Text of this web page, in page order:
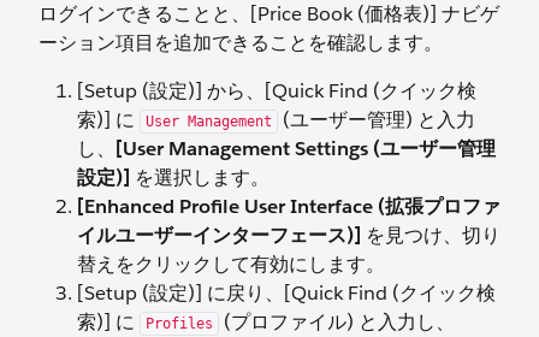
ログインできることと、[Price Book (価格表)] ナビゲ
ーション項目を追加できることを確認します。
[Setup (設定)] から、[Quick Find (クイック検
索)] に
User Management
(ユーザー管理) と入力
し、
[User Management Settings (ユーザー管理
設定)] を選択します。
[Enhanced Profile User Interface (拡張プロファ
イルユーザーインターフェース)] を見つけ、切り
替えをクリックして有効にします。
[Setup (設定)] に戻り、[Quick Find (クイック検
索)] に
Profiles
(プロファイル) と入力し、